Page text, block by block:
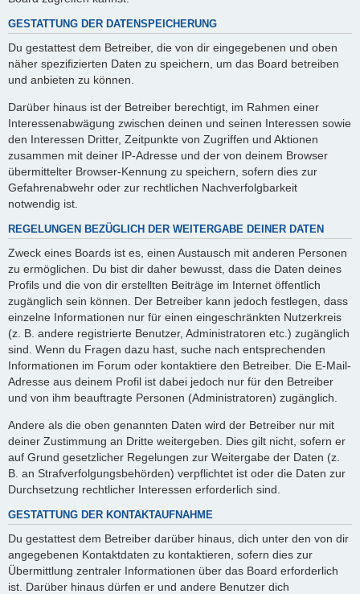
GESTATTUNG DER DATENSPEICHERUNG
Du gestattest dem Betreiber, die von dir eingegebenen und oben
näher spezifizierten Daten zu speichern, um das Board betreiben
und anbieten zu können.
Darüber hinaus ist der Betreiber berechtigt, im Rahmen einer
Interessenabwägung zwischen deinen und seinen Interessen sowie
den Interessen Dritter, Zeitpunkte von Zugriffen und Aktionen
zusammen mit deiner IP-Adresse und der von deinem Browser
übermittelter Browser-Kennung zu speichern, sofern dies zur
Gefahrenabwehr oder zur rechtlichen Nachverfolgbarkeit
notwendig ist.
REGELUNGEN BEZÜGLICH DER WEITERGABE DEINER DATEN
Zweck eines Boards ist es, einen Austausch mit anderen Personen
zu ermöglichen. Du bist dir daher bewusst, dass die Daten deines
Profils und die von dir erstellten Beiträge im Internet öffentlich
zugänglich sein können. Der Betreiber kann jedoch festlegen, dass
einzelne Informationen nur für einen eingeschränkten Nutzerkreis
(z. B. andere registrierte Benutzer, Administratoren etc.) zugänglich
sind. Wenn du Fragen dazu hast, suche nach entsprechenden
Informationen im Forum oder kontaktiere den Betreiber. Die E-Mail-
Adresse aus deinem Profil ist dabei jedoch nur für den Betreiber
und von ihm beauftragte Personen (Administratoren) zugänglich.
Andere als die oben genannten Daten wird der Betreiber nur mit
deiner Zustimmung an Dritte weitergeben. Dies gilt nicht, sofern er
auf Grund gesetzlicher Regelungen zur Weitergabe der Daten (z.
B. an Strafverfolgungsbehörden) verpflichtet ist oder die Daten zur
Durchsetzung rechtlicher Interessen erforderlich sind.
GESTATTUNG DER KONTAKTAUFNAHME
Du gestattest dem Betreiber darüber hinaus, dich unter den von dir
angegebenen Kontaktdaten zu kontaktieren, sofern dies zur
Übermittlung zentraler Informationen über das Board erforderlich
ist. Darüber hinaus dürfen er und andere Benutzer dich